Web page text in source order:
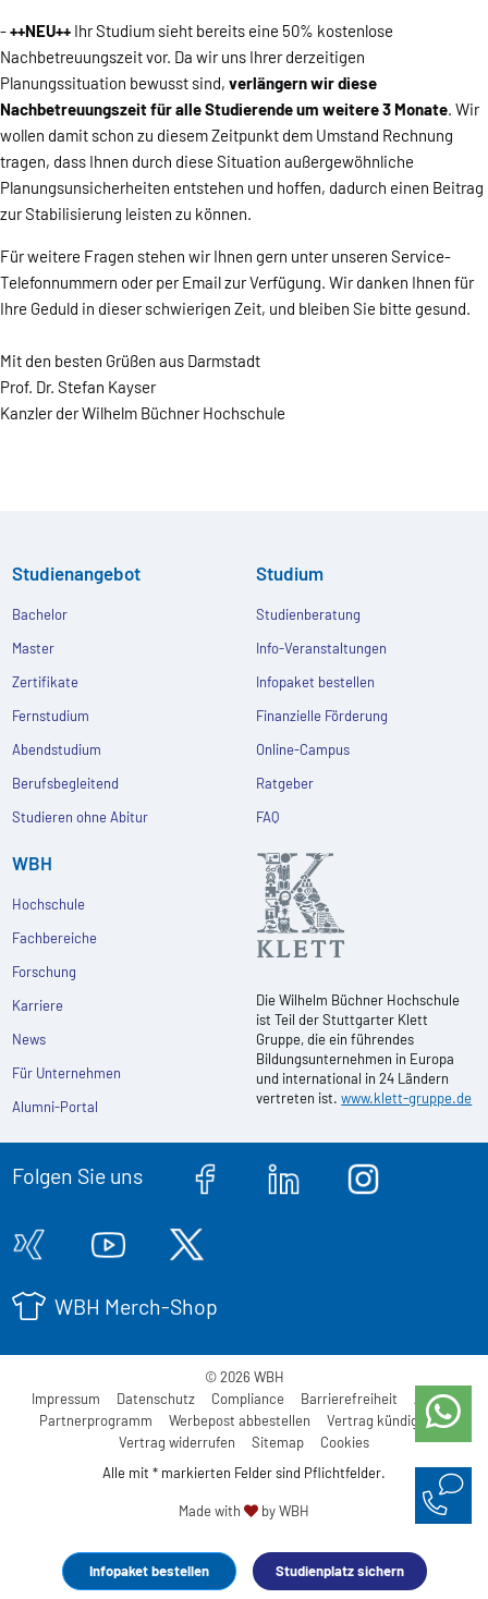
Infopaket bestellen Studienplatz sichern
-++NEU++ Ihr Studium sieht bereits eine 50% kostenlose
Nachbetreuungszeit vor. Da wir uns Ihrer derzeitigen
Planungssituation bewusst sind, verlängern wir diese
Nachbetreuungszeit für alle Studierende um weitere 3 Monate. Wir
wollen damit schon zu diesem Zeitpunkt dem Umstand Rechnung
tragen, dass Ihnen durch diese Situation außergewöhnliche
Planungsunsicherheiten entstehen und hoffen, dadurch einen Beitrag
zur Stabilisierung leisten zu können.
Für weitere Fragen stehen wir Ihnen gern unter unseren Service-
Telefonnummern oder per Email zur Verfügung. Wir danken Ihnen für
Ihre Geduld in dieser schwierigen Zeit, und bleiben Sie bitte gesund.
Mit den besten Grüßen aus Darmstadt
Prof. Dr. Stefan Kayser
Kanzler der Wilhelm Büchner Hochschule
Studienangebot
Bachelor
Master
Zertifikate
Fernstudium
Abendstudium
Berufsbegleitend
Studieren ohne Abitur
Studium
Studienberatung
Info-Veranstaltungen
Infopaket bestellen
Finanzielle Förderung
Online-Campus
Ratgeber
FAQ
WBH
Hochschule
Fachbereiche
Forschung
Karriere
News
Für Unternehmen
Alumni-Portal
Die Wilhelm Büchner Hochschule
ist Teil der Stuttgarter Klett
Gruppe, die ein führendes
Bildungsunternehmen in Europa
und international in 24 Ländern
vertreten ist.www.klett-gruppe.de
Folgen Sie uns
WBH Merch-Shop
© 2026 WBH
Impressum
Datenschutz Compliance Barrierefreiheit
AGB
Partnerprogramm
Werbepost abbestellen
Vertrag kündigen
Vertrag widerrufen
Sitemap
Cookies
Alle mit * markierten Felder sind Pflichtfelder.
Made with by WBH